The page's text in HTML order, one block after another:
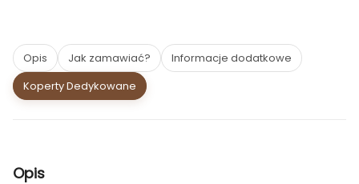
Opis Jak zamawiać?
Informacje dodatkowe
Koperty Dedykowane
Opis